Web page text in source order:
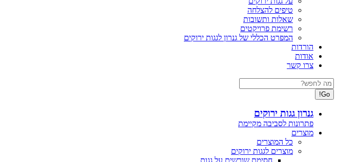
טיפים להצלחה
שאלות ותשובות
רשימת פרויקטים
המפרט הכללי של גנרון לגגות ירוקים
הורדות
אודות
צרו קשר
Search:
גנרון גגות ירוקים
פתרונות לסביבה מקיימת
מוצרים
כל המוצרים
מוצרים לגגות ירוקים
חסימת שורשים על גגות